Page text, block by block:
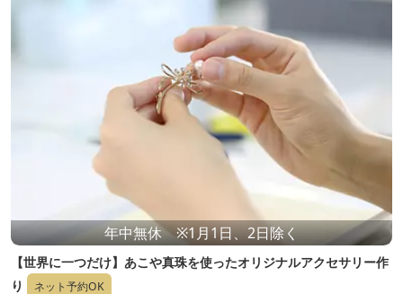
年中無休 ※1月1日、2日除く
【世界に一つだけ】あこや真珠を使ったオリジナルアクセサリー作
り
ネット予約OK